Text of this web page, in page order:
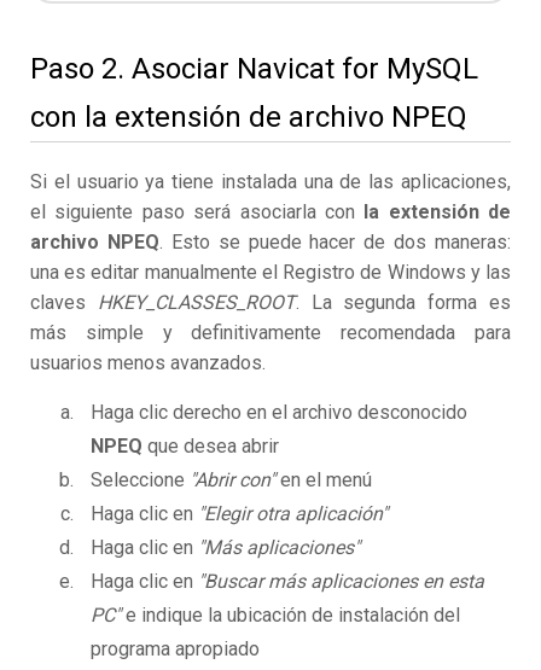
Paso 2. Asociar Navicat for MySQL
con la extensión de archivo NPEQ
Si el usuario ya tiene instalada una de las aplicaciones,
el siguiente paso será asociarla con la extensión de
archivo NPEQ. Esto se puede hacer de dos maneras:
una es editar manualmente el Registro de Windows y las
claves HKEY_CLASSES_ROOT. La segunda forma es
más simple y definitivamente recomendada para
usuarios menos avanzados.
Haga clic derecho en el archivo desconocido
NPEQ que desea abrir
Seleccione "Abrir con"en el menú
Haga clic en "Elegir otra aplicación"
Haga clic en "Más aplicaciones"
Haga clic en "Buscar más aplicaciones en esta
PC"e indique la ubicación de instalación del
programa apropiado